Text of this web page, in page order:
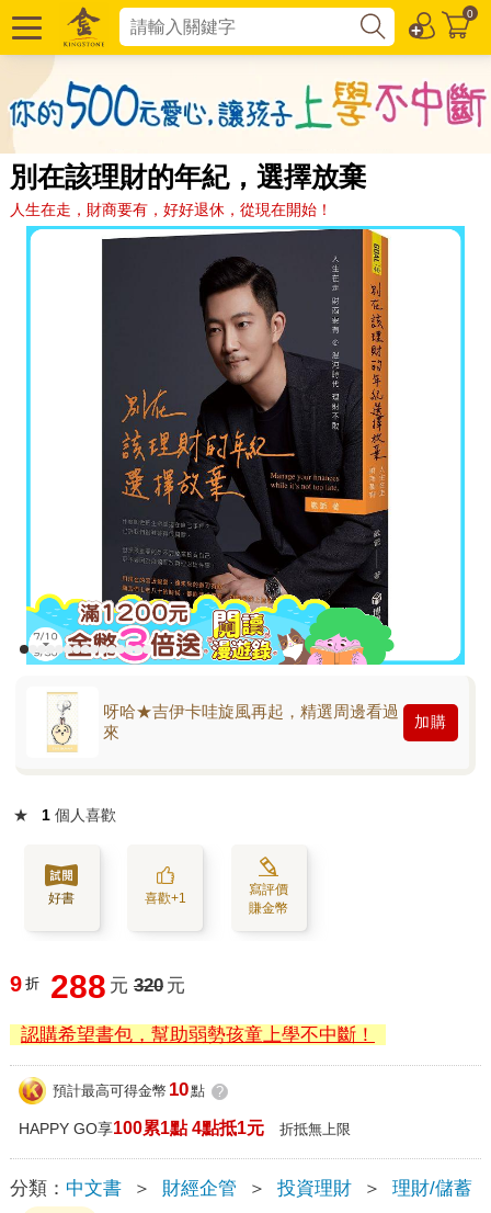
0
別在該理財的年紀，選擇放棄
人生在走，財商要有，好好退休，從現在開始！
呀哈★吉伊卡哇旋風再起，精選周邊看過
來
加購
★ 1 個人喜歡
好書 喜歡+1
寫評價
賺金幣
9 折 288 元 320 元
認購希望書包，幫助弱勢孩童上學不中斷！
預計最高可得金幣 10點 ?
HAPPY GO享100累1點 4點抵1元 折抵無上限
分類： 中文書 ＞ 財經企管 ＞ 投資理財 ＞ 理財/儲蓄